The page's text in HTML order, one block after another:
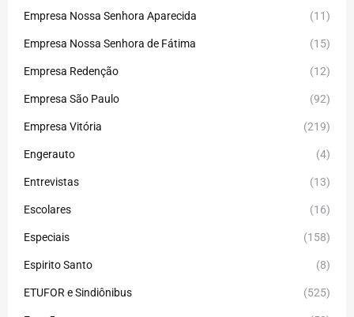
Empresa Nossa Senhora Aparecida (11)
Empresa Nossa Senhora de Fátima (15)
Empresa Redenção (12)
Empresa São Paulo (92)
Empresa Vitória (219)
Engerauto (4)
Entrevistas (13)
Escolares (16)
Especiais (158)
Espirito Santo (8)
ETUFOR e Sindiônibus (525)